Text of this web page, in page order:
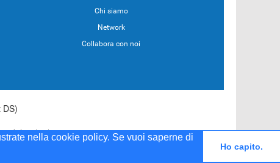
nella cookie policy. Se vuoi saperne di
Ho capito.
Chi siamo
Network
Collabora con noi
DS)
del 20/04/2001